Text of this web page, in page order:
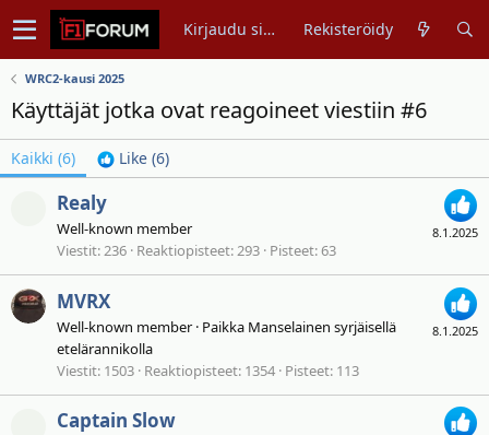
Kirjaudu sisään Rekisteröidy
WRC2-kausi 2025
Käyttäjät jotka ovat reagoineet viestiin #6
Kaikki (6) Like (6)
8.1.2025
Realy
Well-known member
Viestit 236 Reaktiopisteet 293 Pisteet 63
8.1.2025
MVRX
Well-known member · Paikka Manselainen syrjäisellä
etelärannikolla
Viestit 1503 Reaktiopisteet 1354 Pisteet 113
Captain Slow